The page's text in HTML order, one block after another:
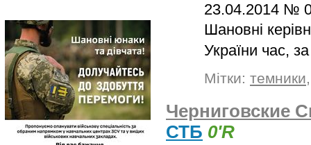
23.04.2014 №
Шановні
України час,
Мітки: темники
Черниговские
СТБ 0'R